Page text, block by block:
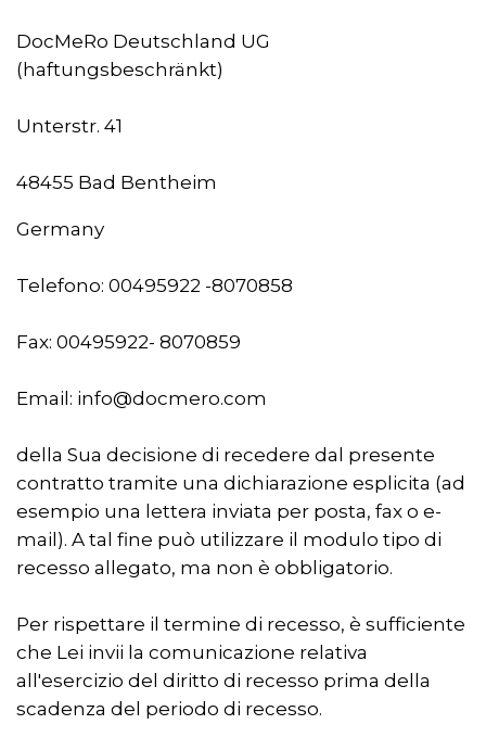
DocMeRo Deutschland UG
(haftungsbeschränkt)
Unterstr. 41
48455 Bad Bentheim
Germany
Telefono: 00495922 -8070858
Fax: 00495922- 8070859
Email: info@docmero.com
della Sua decisione di recedere dal presente
contratto tramite una dichiarazione esplicita (ad
esempio una lettera inviata per posta, fax o e-
mail). A tal fine può utilizzare il modulo tipo di
recesso allegato, ma non è obbligatorio.
Per rispettare il termine di recesso, è sufficiente
che Lei invii la comunicazione relativa
all'esercizio del diritto di recesso prima della
scadenza del periodo di recesso.